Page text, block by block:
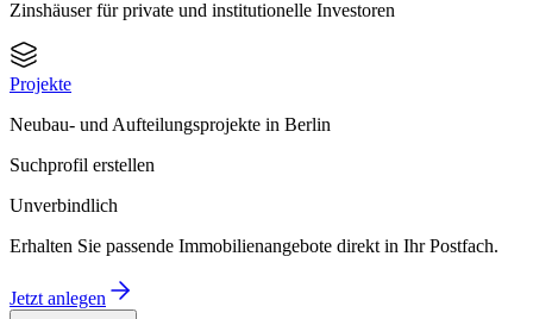
Zinshäuser für private und institutionelle Investoren
Projekte
Neubau- und Aufteilungsprojekte in Berlin
Suchprofil erstellen
Unverbindlich
Erhalten Sie passende Immobilienangebote direkt in Ihr Postfach.
Jetzt anlegen